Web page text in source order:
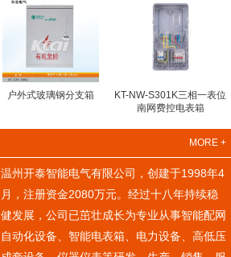
户外式玻璃钢分支箱
KT-NW-S301K三相一表位
南网费控电表箱
MORE +
温州开泰智能电气有限公司，创建于1998年4
月，注册资金2080万元。经过十八年持续稳
健发展，公司已茁壮成长为专业从事智能配网
自动化设备、智能电表箱、电力设备、高低压